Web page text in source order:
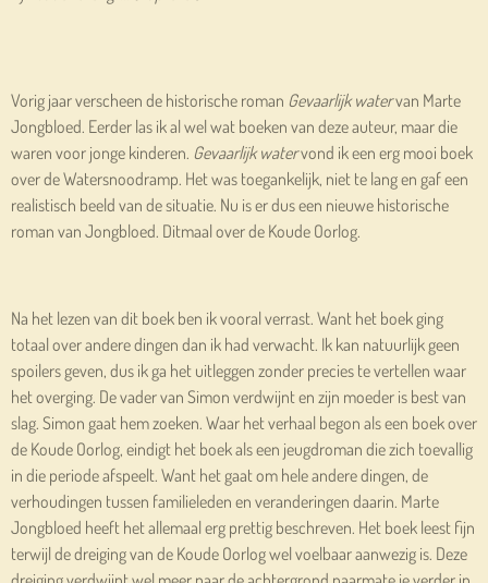
Vorig jaar verscheen de historische roman Gevaarlijk watervan Marte
Jongbloed. Eerder las ik al wel wat boeken van deze auteur, maar die
waren voor jonge kinderen. Gevaarlijk watervond ik een erg mooi boek
over de Watersnoodramp. Het was toegankelijk, niet te lang en gaf een
realistisch beeld van de situatie. Nu is er dus een nieuwe historische
roman van Jongbloed. Ditmaal over de Koude Oorlog.
Na het lezen van dit boek ben ik vooral verrast. Want het boek ging
totaal over andere dingen dan ik had verwacht. Ik kan natuurlijk geen
spoilers geven, dus ik ga het uitleggen zonder precies te vertellen waar
het overging. De vader van Simon verdwijnt en zijn moeder is best van
slag. Simon gaat hem zoeken. Waar het verhaal begon als een boek over
de Koude Oorlog, eindigt het boek als een jeugdroman die zich toevallig
in die periode afspeelt. Want het gaat om hele andere dingen, de
verhoudingen tussen familieleden en veranderingen daarin. Marte
Jongbloed heeft het allemaal erg prettig beschreven. Het boek leest fijn
terwijl de dreiging van de Koude Oorlog wel voelbaar aanwezig is. Deze